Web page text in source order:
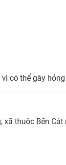
có thể gây
xã thuộc Bến Cát